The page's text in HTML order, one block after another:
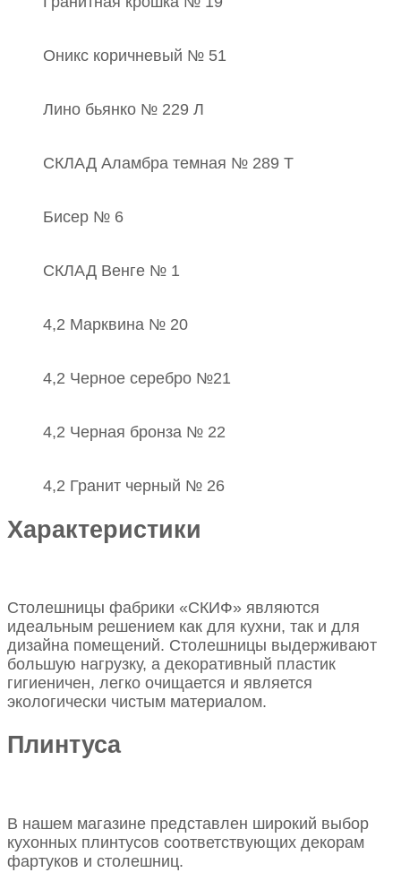
Оникс коричневый № 51
Лино бьянко № 229 Л
СКЛАД Аламбра темная № 289 Т
Бисер № 6
СКЛАД Венге № 1
4,2 Марквина № 20
4,2 Черное серебро №21
4,2 Черная бронза № 22
4,2 Гранит черный № 26
Характеристики
Столешницы фабрики «СКИФ» являются
идеальным решением как для кухни, так и для
дизайна помещений. Столешницы выдерживают
большую нагрузку, а декоративный пластик
гигиеничен, легко очищается и является
экологически чистым материалом.
Плинтуса
В нашем магазине представлен широкий выбор
кухонных плинтусов соответствующих декорам
фартуков и столешниц.